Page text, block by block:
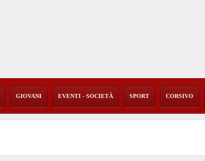
GIOVANI EVENTI - SOCIETÀ SPORT CORSIVO